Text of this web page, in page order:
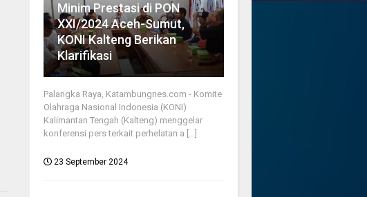
Minim Prestasi di PON
XXI/2024 Aceh-Sumut,
KONI Kalteng Berikan
Klarifikasi
Palangka Raya, Katambungnes.com - Komite
Olahraga Nasional Indonesia (KONI)
Kalimantan Tengah (Kalteng) menggelar
konferensi pers terkait perhelatan a [...]
23 September 2024